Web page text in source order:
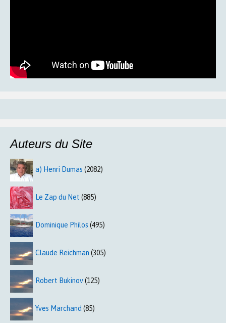
Auteurs du Site
a) Henri Dumas (2082)
Le Zap du Net (885)
Dominique Philos (495)
Claude Reichman (305)
Robert Bukinov(125)
Yves Marchand (85)